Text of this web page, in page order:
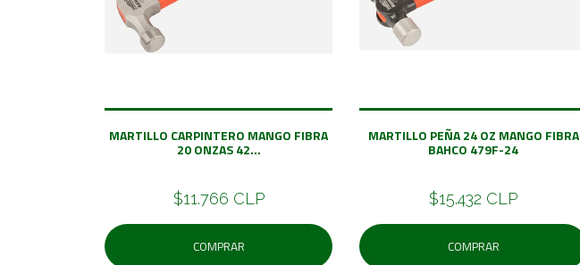
MARTILLO CARPINTERO MANGO FIBRA
20 ONZAS 42...
$11.766 CLP
COMPRAR
MARTILLO PEÑA 24 OZ MANGO FIBRA
BAHCO 479F-24
$15.432 CLP
COMPRAR